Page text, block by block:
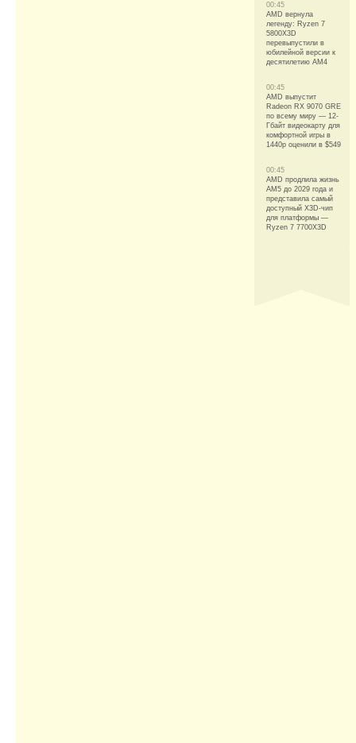
00:45
AMD вернула
легенду: Ryzen 7
5800X3D
перевыпустили в
юбилейной версии к
десятилетию AM4
00:45
AMD выпустит
Radeon RX 9070 GRE
по всему миру — 12-
Гбайт видеокарту для
комфортной игры в
1440p оценили в $549
00:45
AMD продлила жизнь
AM5 до 2029 года и
представила самый
доступный X3D-чип
для платформы —
Ryzen 7 7700X3D